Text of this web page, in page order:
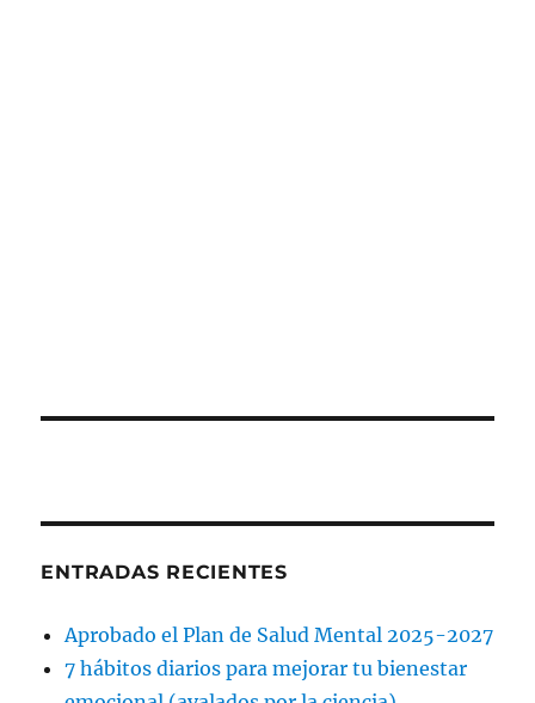
ENTRADAS RECIENTES
Aprobado el Plan de Salud Mental 2025-2027
7 hábitos diarios para mejorar tu bienestar